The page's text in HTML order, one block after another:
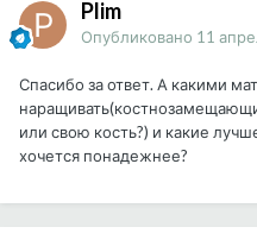
Plim
Опубликовано 11
Спасибо за ответ. А какими
или свою кость?) и какие
хочется понадежнее?